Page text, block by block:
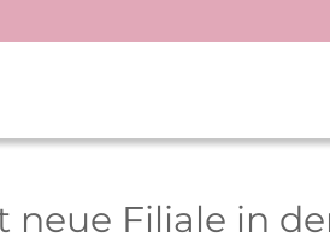
neue Filiale in